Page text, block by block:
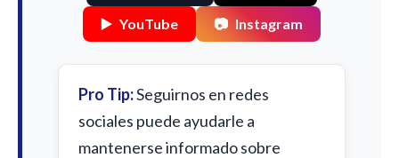
▶️ YouTube 📷 Instagram
Pro Tip:Seguirnos en redes
sociales puede ayudarle a
mantenerse informado sobre